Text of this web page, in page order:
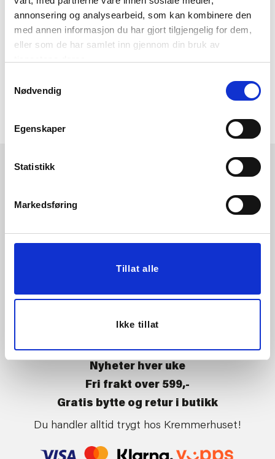
annonsering og analysearbeid, som kan kombinere den
med annen informasjon du har gjort tilgjengelig for dem,
eller som de har samlet inn gjennom din bruk av
Nødvendig
Egenskaper
Statistikk
Markedsføring
Tillat alle
Ikke tillat
Følg oss gjerne på
sosiale medier!
Kundeklubb Tilbakekalling av varer
Handle på nett
Betaling og levering
Nyheter hver uke
Fri frakt over 599,-
Gratis bytte og retur i butikk
Du handler alltid trygt hos Kremmerhuset!